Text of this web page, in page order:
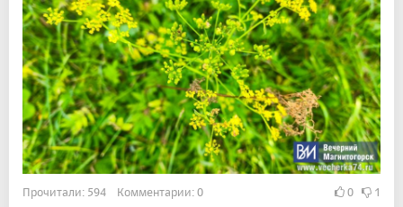
Прочитали: 594 Комментарии: 0 0 1